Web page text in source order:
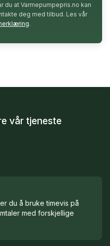
du at Varmepumpepris.no kan
deg med tilbud. Les vår
.
vår tjeneste
du å bruke timevis på
med forskjellige